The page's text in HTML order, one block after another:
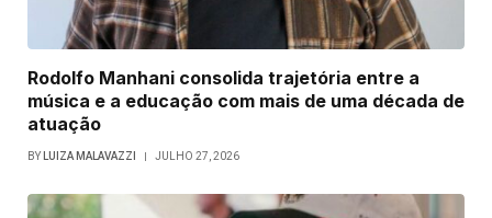
Rodolfo Manhani consolida trajetória entre a
música e a educação com mais de uma década de
atuação
BY LUIZA MALAVAZZI JULHO 27, 2026